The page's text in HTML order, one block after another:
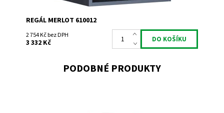
REGÁL MERLOT 610012
2 754 Kč bez DPH
3 332 Kč
PODOBNÉ PRODUKTY